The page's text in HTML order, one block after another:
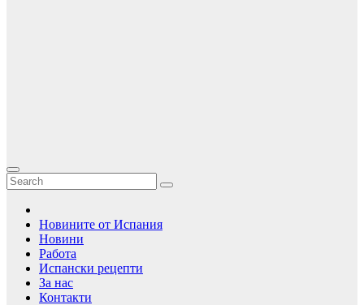
Новините от Испания
Новини
Работа
Испански рецепти
За нас
Контакти